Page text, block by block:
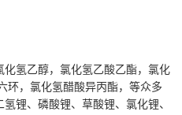
氢乙醇，氯化氢乙酸乙酯，氯化
环，氯化氢醋酸异丙酯，等众多
锂、磷酸锂、草酸锂、氯化锂、